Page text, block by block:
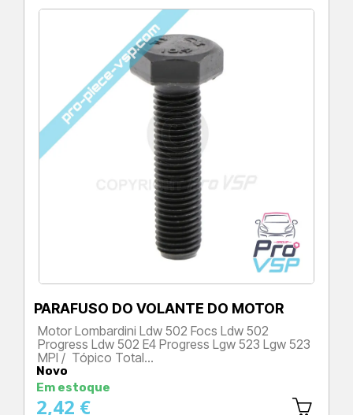
PARAFUSO DO VOLANTE DO MOTOR
Motor Lombardini Ldw 502 Focs Ldw 502
Progress Ldw 502 E4 Progress Lgw 523 Lgw 523
MPI / Tópico Total…
Novo
Em estoque
Preço
2,42 €